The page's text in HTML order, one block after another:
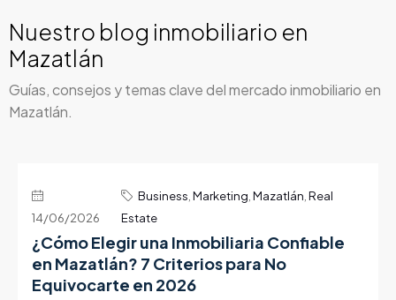
Nuestro blog inmobiliario en
Mazatlán
Guías, consejos y temas clave del mercado inmobiliario en
Mazatlán.
14/06/2026
Business ,Marketing ,Mazatlán ,Real
Estate
¿Cómo Elegir una Inmobiliaria Confiable
en Mazatlán? 7 Criterios para No
Equivocarte en 2026